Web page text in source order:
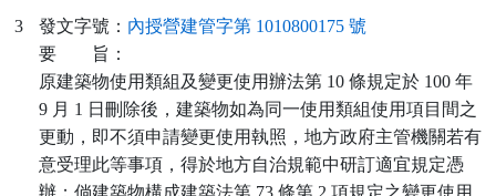
3
發文字號： 內授營建管字第 1010800175 號
要
旨：
原建築物使用類組及變更使用辦法第 10 條規定於 100 年
9 月 1 日刪除後，建築物如為同一使用類組使用項目間之
更動，即不須申請變更使用執照，地方政府主管機關若有
意受理此等事項，得於地方自治規範中研訂適宜規定憑